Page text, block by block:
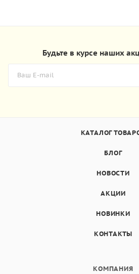
Будьте в курсе наших
КАТАЛОГ
БЛОГ
НОВОСТИ
АКЦИИ
НОВИНКИ
КОНТАКТЫ
КОМПАНИЯ